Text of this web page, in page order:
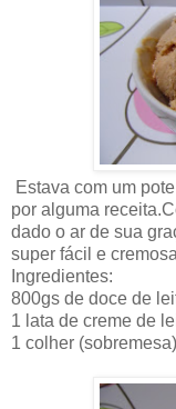
Estava com um
por alguma
dado o ar de sua
super fácil e
Ingredientes:
800gs de doce de
1 lata de creme de
1 colher